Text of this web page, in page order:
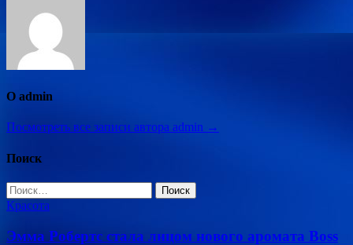
О admin
Посмотреть все записи автора admin →
Поиск
Найти:
Красота
Эмма Робертс стала лицом нового аромата Boss